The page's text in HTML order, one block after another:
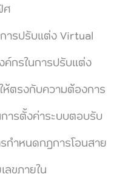
ศ
ารปรับแต่ง Virtual
ค์กรในการปรับแต่ง
ห้ตรงกับความต้องการ
การตั้งค่าระบบตอบรับ
กำหนดกฎการโอนสาย
ลขภายใน